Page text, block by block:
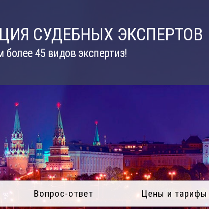
СУДЕБНЫХ ЭКСПЕРТОВ
45 видов экспертиз!
Вопрос-ответ Цены и тарифы